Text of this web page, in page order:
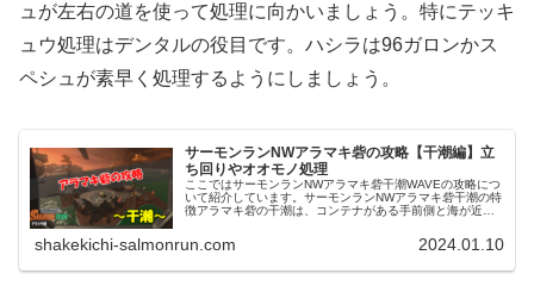
ュが左右の道を使って処理に向かいましょう。特にテッキ
ュウ処理はデンタルの役目です。ハシラは96ガロンかス
ペシュが素早く処理するようにしましょう。
サーモンランNWアラマキ砦の攻略【干潮編】立
ち回りやオオモノ処理
ここではサーモンランNWアラマキ砦干潮WAVEの攻略につ
いて紹介しています。サーモンランNWアラマキ砦干潮の特
徴アラマキ砦の干潮は、コンテナがある手前側と海が近い
shakekichi-salmonrun.com 2024.01.10